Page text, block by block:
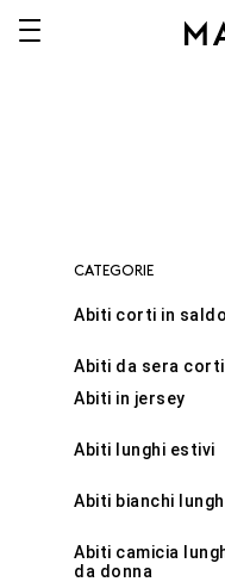
ABITI
CAMICIE
CATEGORIE
Abiti corti in saldo
Abiti da sera corti
Abiti in jersey
Abiti lunghi estivi
Abiti bianchi
Abiti camicia
da donna